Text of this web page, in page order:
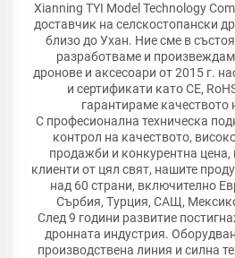
Xianning TYI Model Technology
доставчик на селскостопански
близо до Ухан. Ние сме в
разработваме и
дронове и аксесоари от 2015 г.
и сертификати като CE,
гарантираме качеството
С професионална техническа
контрол на качеството,
продажби и конкурентна цена,
клиенти от цял свят, нашите
над 60 страни, включително
Сърбия, Турция, САЩ,
След 9 години развитие
дронната индустрия.
производствена линия и силна